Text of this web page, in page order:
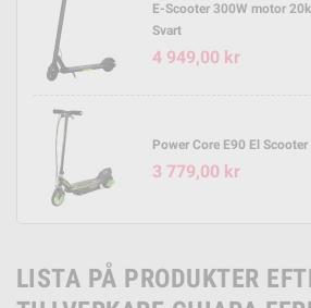
E-Scooter 300W motor
Svart
4 949,00 kr
Power Core E90 El Scooter
3 779,00 kr
LISTA PÅ PRODUKTER